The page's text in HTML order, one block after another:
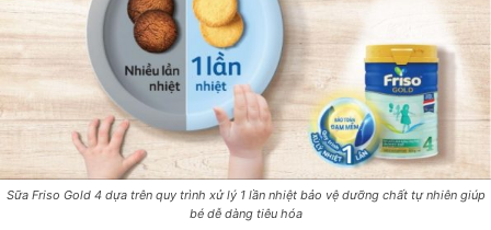
Sữa Friso Gold 4 dựa trên quy trình xử lý 1 lần nhiệt bảo vệ dưỡng chất tự nhiên giúp
bé dễ dàng tiêu hóa